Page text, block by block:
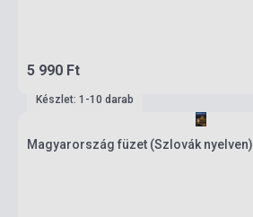
5 990 Ft
Készlet: 1-10 darab
Magyarország füzet (Szlovák nyelven)